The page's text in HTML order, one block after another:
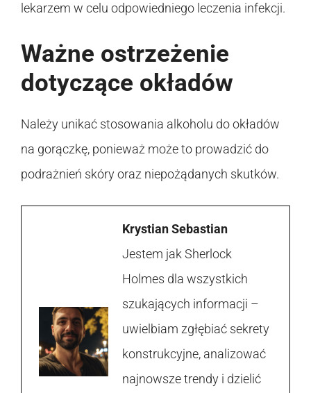
lekarzem w celu odpowiedniego leczenia infekcji.
Ważne ostrzeżenie
dotyczące okładów
Należy unikać stosowania alkoholu do okładów
na gorączkę, ponieważ może to prowadzić do
podrażnień skóry oraz niepożądanych skutków.
Krystian Sebastian
Jestem jak Sherlock
Holmes dla wszystkich
szukających informacji –
uwielbiam zgłębiać sekrety
konstrukcyjne, analizować
najnowsze trendy i dzielić